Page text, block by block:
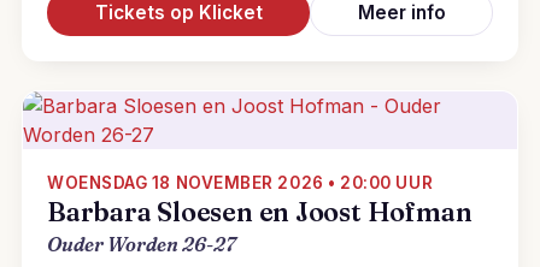
Tickets op Klicket Meer info
WOENSDAG 18 NOVEMBER 2026 • 20:00 UUR
Barbara Sloesen en Joost Hofman
Ouder Worden 26-27